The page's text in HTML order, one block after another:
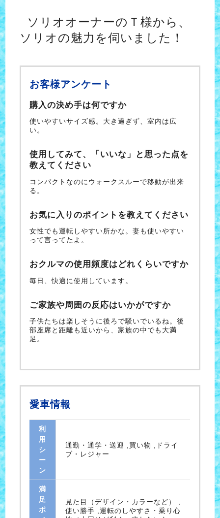
ソリオオーナーのＴ様から、
ソリオの魅力を伺いました！
お客様アンケート
購入の決め手は何ですか
使いやすいサイズ感。大き過ぎず、室内は広
い。
使用してみて、「いいな」と思った点を
教えてください
コンパクトなのにウォークスルーで移動が出来
る。
お気に入りのポイントを教えてください
女性でも運転しやすい所かな。妻も使いやすい
って言ってたよ。
おクルマの使用頻度はどれくらいですか
毎日、快適に使用しています。
ご家族や周囲の反応はいかがですか
子供たちは楽しそうに後ろで騒いでいるね。後
部座席と距離も近いから、家族の中でも大満
足。
愛車情報
利
用
シ
ー
ン
通勤・通学・送迎 ,買い物 ,ドライ
ブ・レジャー
満
足
ポ
見た目（デザイン・カラーなど） ,
使い勝手 ,運転のしやすさ・乗り心